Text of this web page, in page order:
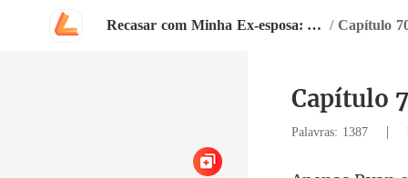
Recasar com Minha Ex-esposa: Amor Eterno / Capítulo
Capítulo
Palavras: 1387 |